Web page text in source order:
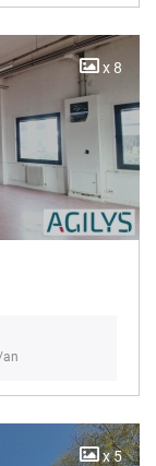
x 8
an
x 5